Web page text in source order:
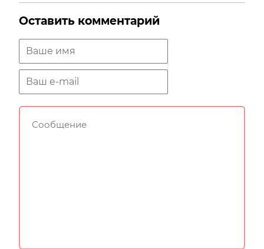
Оставить комментарий